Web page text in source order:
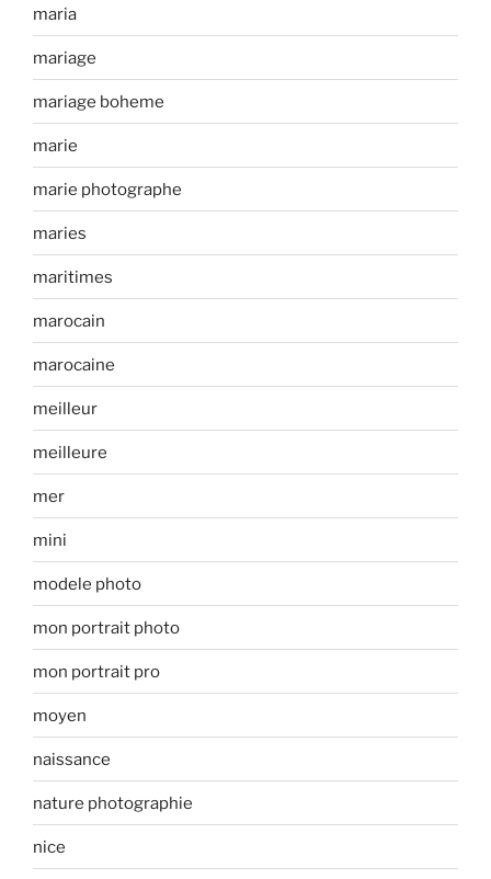
maria
mariage
mariage boheme
marie
marie photographe
maries
maritimes
marocain
marocaine
meilleur
meilleure
mer
mini
modele photo
mon portrait photo
mon portrait pro
moyen
naissance
nature photographie
nice